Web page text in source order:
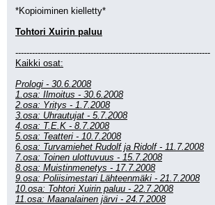
*Kopioiminen kielletty*
Tohtori Xuirin paluu
----------------------------------------------------------------------
Kaikki osat:
Prologi - 30.6.2008
1.osa: Ilmoitus - 30.6.2008
2.osa: Yritys - 1.7.2008
3.osa: Uhrautujat - 5.7.2008
4.osa: T.E.K - 8.7.2008
5.osa: Teatteri - 10.7.2008
6.osa: Turvamiehet Rudolf ja Ridolf - 11.7.2008
7.osa: Toinen ulottuvuus - 15.7.2008
8.osa: Muistinmenetys - 17.7.2008
9.osa: Poliisimestari Lähteenmäki - 21.7.2008
10.osa: Tohtori Xuirin paluu - 22.7.2008
11.osa: Maanalainen järvi - 24.7.2008